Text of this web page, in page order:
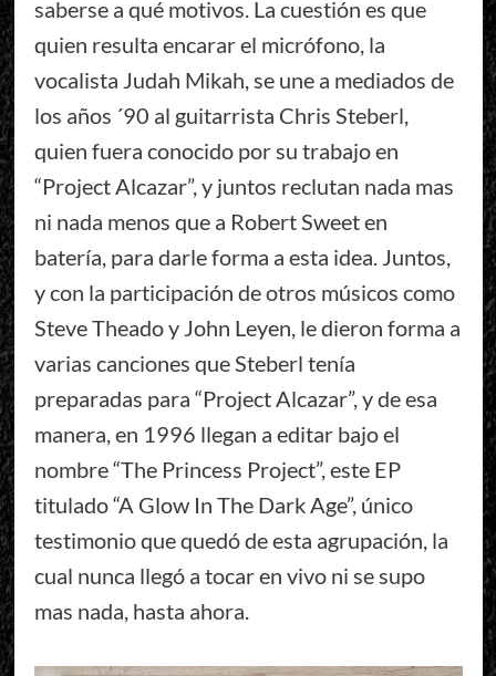
saberse a qué motivos. La cuestión es que
quien resulta encarar el micrófono, la
vocalista Judah Mikah, se une a mediados de
los años ´90 al guitarrista Chris Steberl,
quien fuera conocido por su trabajo en
“Project Alcazar”, y juntos reclutan nada mas
ni nada menos que a Robert Sweet en
batería, para darle forma a esta idea. Juntos,
y con la participación de otros músicos como
Steve Theado y John Leyen, le dieron forma a
varias canciones que Steberl tenía
preparadas para “Project Alcazar”, y de esa
manera, en 1996 llegan a editar bajo el
nombre “The Princess Project”, este EP
titulado “A Glow In The Dark Age”, único
testimonio que quedó de esta agrupación, la
cual nunca llegó a tocar en vivo ni se supo
mas nada, hasta ahora.